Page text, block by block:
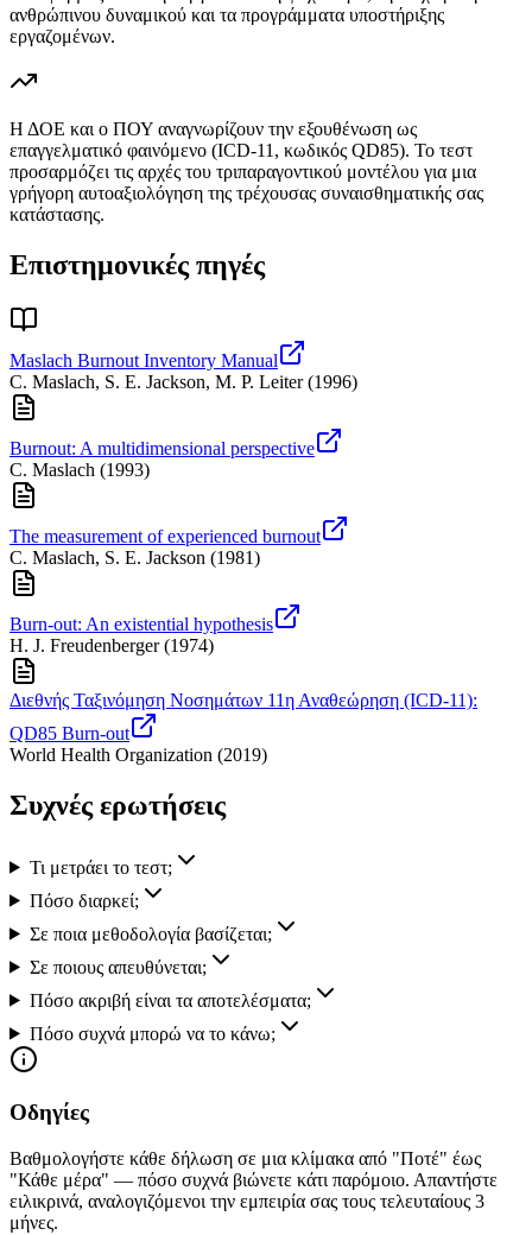
ανθρώπινου δυναμικού και τα προγράμματα υποστήριξης
εργαζομένων.
Η ΔΟΕ και ο ΠΟΥ αναγνωρίζουν την εξουθένωση ως
επαγγελματικό φαινόμενο (ICD-11, κωδικός QD85). Το τεστ
προσαρμόζει τις αρχές του τριπαραγοντικού μοντέλου για μια
γρήγορη αυτοαξιολόγηση της τρέχουσας συναισθηματικής σας
κατάστασης.
Επιστημονικές πηγές
Maslach Burnout Inventory Manual
C. Maslach, S. E. Jackson, M. P. Leiter(1996)
Burnout: A multidimensional perspective
C. Maslach (1993)
The measurement of experienced burnout
C. Maslach, S. E. Jackson (1981)
Burn-out: An existential hypothesis
H. J. Freudenberger(1974)
Διεθνής Ταξινόμηση Νοσημάτων 11η Αναθεώρηση (ICD-11):
QD85 Burn-out
World Health Organization (2019)
Συχνές ερωτήσεις
Τι μετράει το τεστ;
Πόσο διαρκεί;
Σε ποια μεθοδολογία βασίζεται;
Σε ποιους απευθύνεται;
Πόσο ακριβή είναι τα αποτελέσματα;
Πόσο συχνά μπορώ να το κάνω;
Οδηγίες
Βαθμολογήστε κάθε δήλωση σε μια κλίμακα από "Ποτέ" έως
"Κάθε μέρα" — πόσο συχνά βιώνετε κάτι παρόμοιο. Απαντήστε
ειλικρινά, αναλογιζόμενοι την εμπειρία σας τους τελευταίους 3
μήνες.